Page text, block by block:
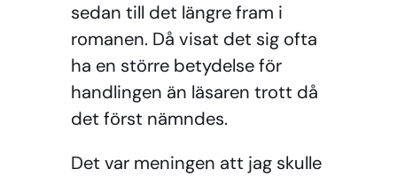
sedan till det längre fram i
romanen. Då visat det sig ofta
ha en större betydelse för
handlingen än läsaren trott då
det först nämndes.
Det var meningen att jag skulle